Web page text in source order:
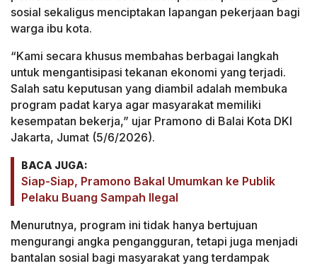
sosial sekaligus menciptakan lapangan pekerjaan bagi
warga ibu kota.
“Kami secara khusus membahas berbagai langkah
untuk mengantisipasi tekanan ekonomi yang terjadi.
Salah satu keputusan yang diambil adalah membuka
program padat karya agar masyarakat memiliki
kesempatan bekerja,” ujar Pramono di Balai Kota DKI
Jakarta, Jumat (5/6/2026).
BACA JUGA:
Siap-Siap, Pramono Bakal Umumkan ke Publik
Pelaku Buang Sampah Ilegal
Menurutnya, program ini tidak hanya bertujuan
mengurangi angka pengangguran, tetapi juga menjadi
bantalan sosial bagi masyarakat yang terdampak